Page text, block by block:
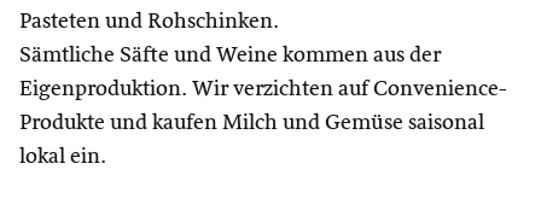
Pasteten und Rohschinken.
Sämtliche Säfte und Weine kommen aus der
Eigenproduktion. Wir verzichten auf Convenience-
Produkte und kaufen Milch und Gemüse saisonal
lokal ein.